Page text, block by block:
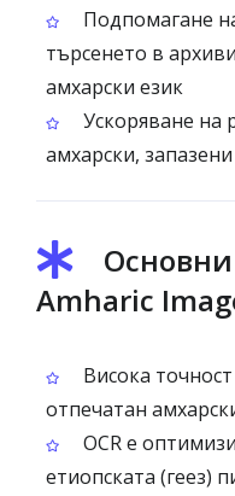
Подпомагане
търсенето в
амхарски език
Ускоряване на
амхарски,
Amharic
Висока
отпечатан
OCR е
етиопската (геез)